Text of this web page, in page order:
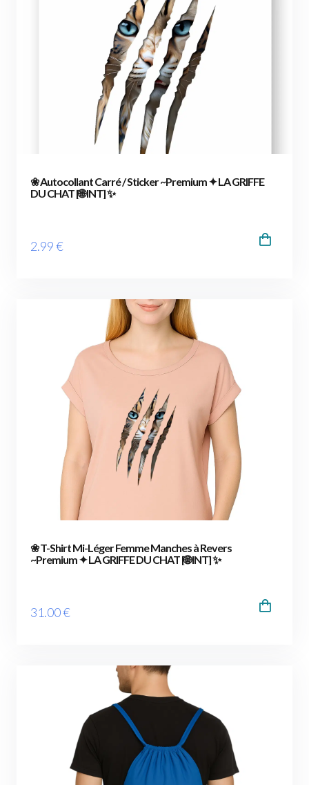
❀ Autocollant Carré / Sticker ~Premium ✦ LA GRIFFE
DU CHAT [🌐 INT] ✨
2.99€
❀ T-Shirt Mi-Léger Femme Manches à Revers
~Premium ✦ LA GRIFFE DU CHAT [🌐 INT] ✨
31.00€